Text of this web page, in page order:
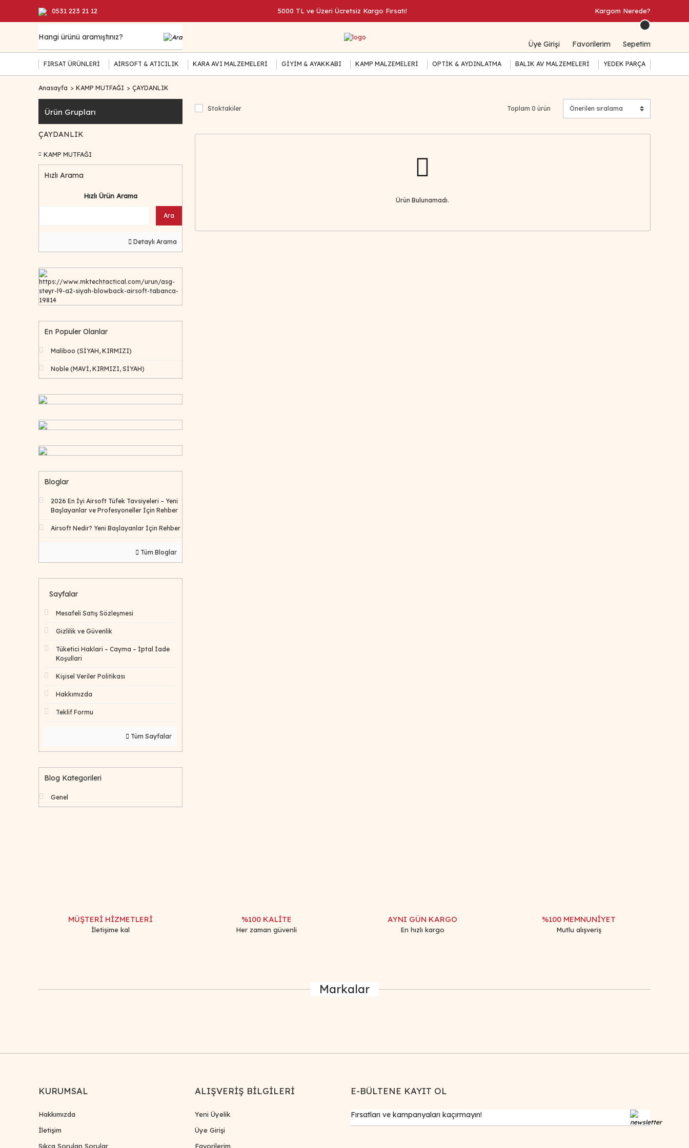
0531 223 21 12 5000 TL ve Üzeri Ücretsiz Kargo Fırsatı! Kargom Nerede?
Üye Girişi Favorilerim Sepetim
FIRSAT ÜRÜNLERİ AİRSOFT & ATICILIK KARA AVI MALZEMELERİ GİYİM & AYAKKABI KAMP MALZEMELERİ OPTİK & AYDINLATMA BALIK AV MALZEMELERİ YEDEK PARÇA
Anasayfa KAMP MUTFAĞI ÇAYDANLIK
Ürün Grupları
ÇAYDANLIK
KAMP MUTFAĞI
Hızlı Arama
Hızlı Ürün Arama
Ara
Detaylı Arama
https://www.mktechtactical.com/urun/asg-
steyr-l9-a2-siyah-blowback-airsoft-tabanca-
19814
En Populer Olanlar
Maliboo (SİYAH, KIRMIZI)
Noble (MAVİ, KIRMIZI, SİYAH)
Bloglar
2026 En İyi Airsoft Tüfek Tavsiyeleri – Yeni
Başlayanlar ve Profesyoneller İçin Rehber
Airsoft Nedir? Yeni Başlayanlar İçin Rehber
Tüm Bloglar
Sayfalar
Mesafeli Satış Sözleşmesi
Gizlilik ve Güvenlik
Tüketici Haklari – Cayma – İptal İade
Koşullari
Kişisel Veriler Politikası
Hakkımızda
Teklif Formu
Tüm Sayfalar
Blog Kategorileri
Genel
Stoktakiler Toplam 0 ürün
Ürün Bulunamadı.
MÜŞTERİ HİZMETLERİ
İletişime kal
%100 KALİTE
Her zaman güvenli
AYNI GÜN KARGO
En hızlı kargo
%100 MEMNUNİYET
Mutlu alışveriş
Markalar
KURUMSAL
Hakkımızda
İletişim
Sıkça Sorulan Sorular
ALIŞVERİŞ BİLGİLERİ
Yeni Üyelik
Üye Girişi
Favorilerim
E-BÜLTENE KAYIT OL